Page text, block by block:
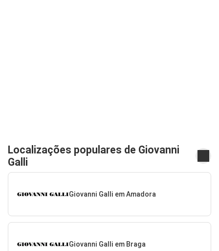
Localizações populares de Giovanni
Galli
Giovanni Galli em Amadora
Giovanni Galli em Braga